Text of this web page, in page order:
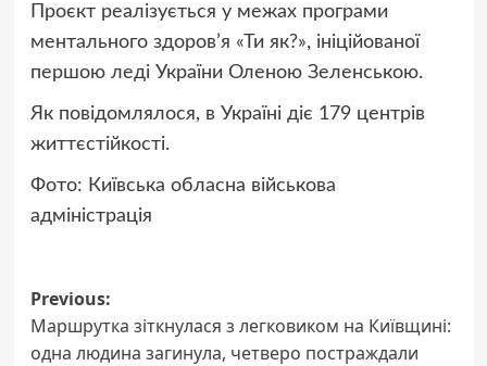
Проєкт реалізується у межах програми
ментального здоров’я «Ти як?», ініційованої
першою леді України Оленою Зеленською.
Як повідомлялося, в Україні діє 179 центрів
життєстійкості.
Фото: Київська обласна військова
адміністрація
Post
navigation
Previous:
Маршрутка зіткнулася з легковиком на Київщині:
одна людина загинула, четверо постраждали